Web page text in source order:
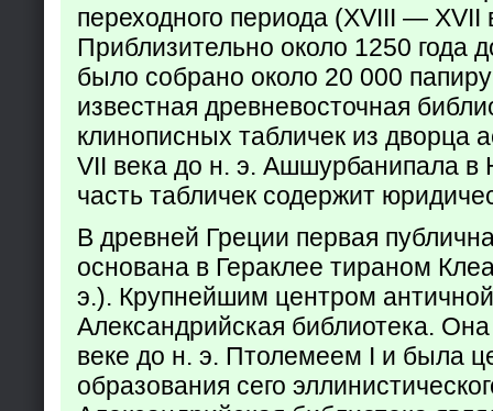
переходного периода (XVIII — XVII
Приблизительно около 1250 года
было собрано около 20 000
известная древневосточная
клинописных табличек из дворца
VII века до н. э. Ашшурбанипала в
часть табличек содержит
В древней Греции первая
основана в Гераклее тираном
э.). Крупнейшим центром
Александрийская библиотека.
веке до н. э. Птолемеем I и была
образования сего